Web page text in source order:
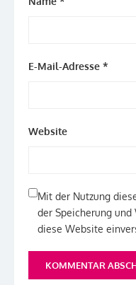
E-Mail-Adresse *
Website
Mit der Nutzung
der Speicherung
diese Website